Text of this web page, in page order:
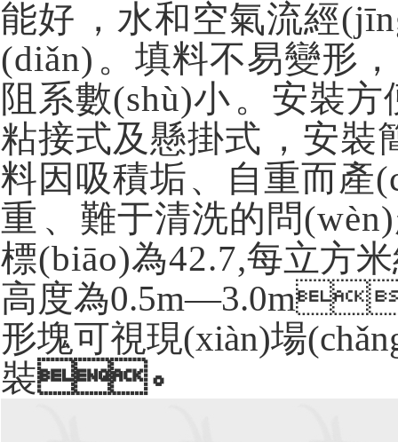
能好，水和空氣流
(diǎn)。填料不易變形
阻系數(shù)小。安
粘接式及懸掛式，安
料因吸積垢、自重而產
重、難于清洗的問
標(biāo)為42.7,每立方
高度為
形塊可視現(xiàn)場(chǎng)
裝。